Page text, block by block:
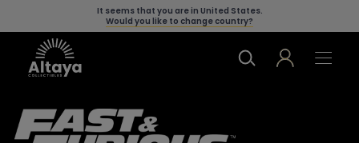
It seems that you are in United States.
Would you like to change country?